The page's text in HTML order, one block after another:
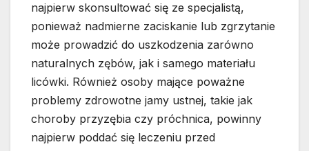
najpierw skonsultować się ze specjalistą,
ponieważ nadmierne zaciskanie lub zgrzytanie
może prowadzić do uszkodzenia zarówno
naturalnych zębów, jak i samego materiału
licówki. Również osoby mające poważne
problemy zdrowotne jamy ustnej, takie jak
choroby przyzębia czy próchnica, powinny
najpierw poddać się leczeniu przed